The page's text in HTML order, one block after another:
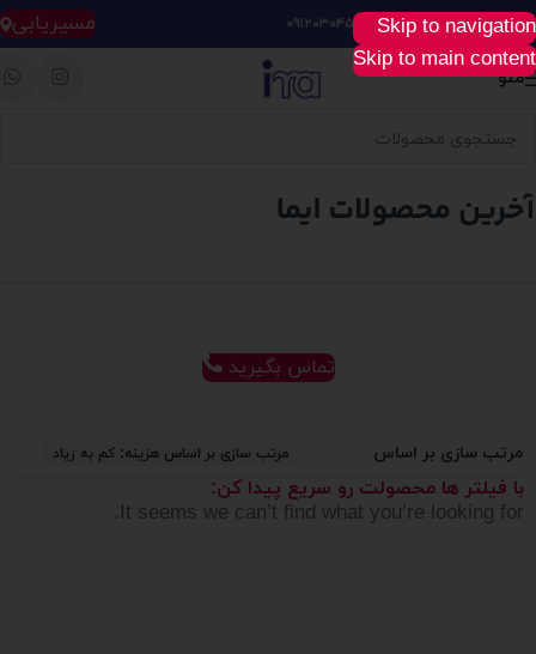
Skip to navigation
Skip to main content
خرید آسان، سریع و راحت : ۰۹۱۲۰۳۰۴۵۲۸ مسیریابی
منو
تماس بگیرید
مرتب سازی بر اساس مرتب سازی بر اساس هزینه: کم به زیاد
با فیلتر ها محصولت رو سریع پیدا کن:
It seems we can’t find what you’re looking for.